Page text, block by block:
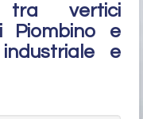
tra vertici
Piombino e
e